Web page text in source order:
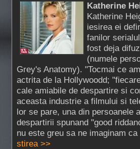
Katherine
Katherine
iesirea ei
fanilor
fost deja
(numele
Grey's Anatomy). "Tocmai ce
actrita de la Hollywoodd;
cale amiabile de despartire si
aceasta industrie a filmului si
lor se pare, una din persoanele
despartirii spunand "good
nu este greu sa ne imaginam
stirea >>